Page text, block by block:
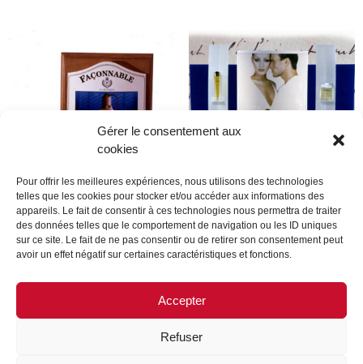
Gérer le consentement aux
cookies
Pour offrir les meilleures expériences, nous utilisons des technologies
telles que les cookies pour stocker et/ou accéder aux informations des
appareils. Le fait de consentir à ces technologies nous permettra de traiter
des données telles que le comportement de navigation ou les ID uniques
sur ce site. Le fait de ne pas consentir ou de retirer son consentement peut
avoir un effet négatif sur certaines caractéristiques et fonctions.
Accepter
Refuser
Faconnable
Lire la suite
Dupont
Lire la suite